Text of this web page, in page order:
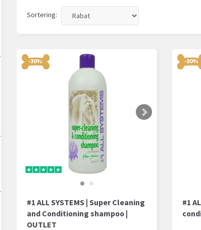
Sortering:
-30%
#1 ALL SYSTEMS | Super Cleaning
and Conditioning shampoo |
OUTLET
-30%
#1